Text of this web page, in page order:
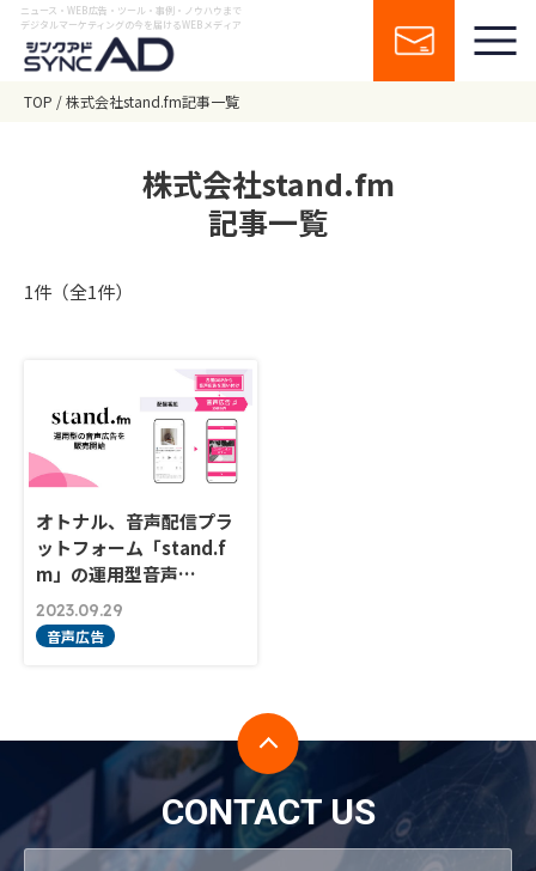
ニュース・WEB広告・ツール・事例・ノウハウまで
デジタルマーケティングの今を届けるWEBメディア
TOP 株式会社stand.fm記事一覧
株式会社stand.fm
記事一覧
1件（全1件）
オトナル、音声配信プラ
ットフォーム「stand.f
m」の運用型音声…
2023.09.29
音声広告
CONTACT US